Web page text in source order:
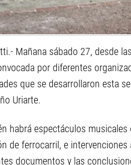
Mañana sábado 27, desde
por diferentes
que se desarrollaron esta
Uriarte.
habrá espectáculos
de ferrocarril, e
documentos y las